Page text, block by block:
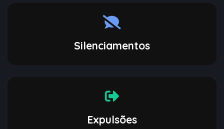
Silenciamentos
Expulsões